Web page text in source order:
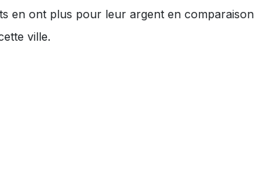
en ont plus pour leur argent en comparaison
ville.